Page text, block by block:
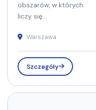
obszarów, w których
liczy się...
Warszawa
Szczegóły